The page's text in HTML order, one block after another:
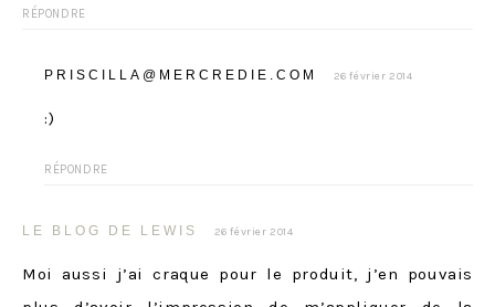
RÉPONDRE
PRISCILLA@MERCREDIE.COM 26 février 2014
:)
RÉPONDRE
LE BLOG DE LEWIS 26 février 2014
Moi aussi j’ai craque pour le produit, j’en pouvais